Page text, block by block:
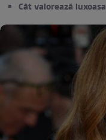
Cât valorează